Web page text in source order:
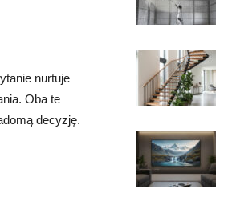
nurtuje
Oba te
decyzję.